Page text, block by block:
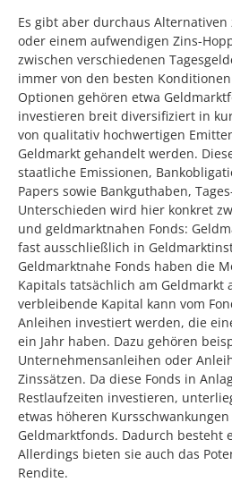
Es gibt aber durchaus
oder einem aufwendigen Zins-
zwischen verschiedenen
immer von den besten
Optionen gehören etwa
investieren breit diversifiziert in
von qualitativ hochwertigen
Geldmarkt gehandelt werden.
staatliche Emissionen,
Papers sowie Bankguthaben,
Unterschieden wird hier konkret
und geldmarktnahen Fonds:
fast ausschließlich in
Geldmarktnahe Fonds haben die
Kapitals tatsächlich am Geldmarkt
verbleibende Kapital kann vom
Anleihen investiert werden, die
ein Jahr haben. Dazu gehören
Unternehmensanleihen oder
Zinssätzen. Da diese Fonds in
Restlaufzeiten investieren,
etwas höheren
Geldmarktfonds. Dadurch besteht
Allerdings bieten sie auch das
Rendite.